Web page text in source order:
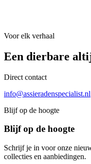
Voor elk verhaal
Een dierbare
Direct contact
info@assieradenspecialist.nl
Blijf op de hoogte
Blijf op de hoogte
Schrijf je in voor onze
collecties en aanbiedingen.